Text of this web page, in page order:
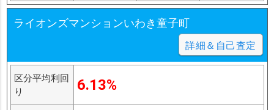
ライオンズマンションいわき童子町
詳細＆自己査定
区分平均利回
り
6.13%